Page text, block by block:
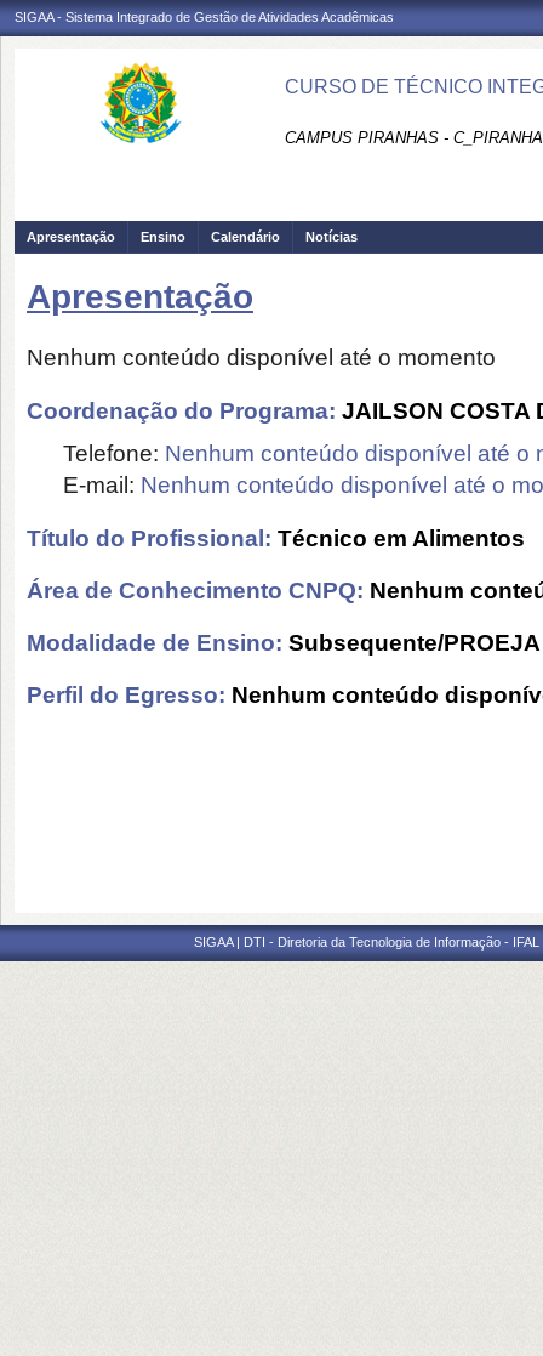
SIGAA - Sistema Integrado de Gestão de Atividades Acadêmicas
CURSO DE TÉCNICO
CAMPUS PIRANHAS -
Apresentação Ensino Calendário Notícias
Apresentação
Nenhum conteúdo disponível até o momento
Coordenação do Programa: JAILSON COSTA
Telefone: Nenhum conteúdo disponível até o
E-mail: Nenhum conteúdo disponível até o
Título do Profissional: Técnico em Alimentos
Área de Conhecimento CNPQ: Nenhum
Modalidade de Ensino: Subsequente/PROEJA
Perfil do Egresso: Nenhum conteúdo
SIGAA | DTI - Diretoria da Tecnologia de Informação -